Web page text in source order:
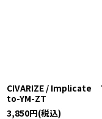
CIVARIZE / Implicate
to-YM-ZT
3,850円(税込)